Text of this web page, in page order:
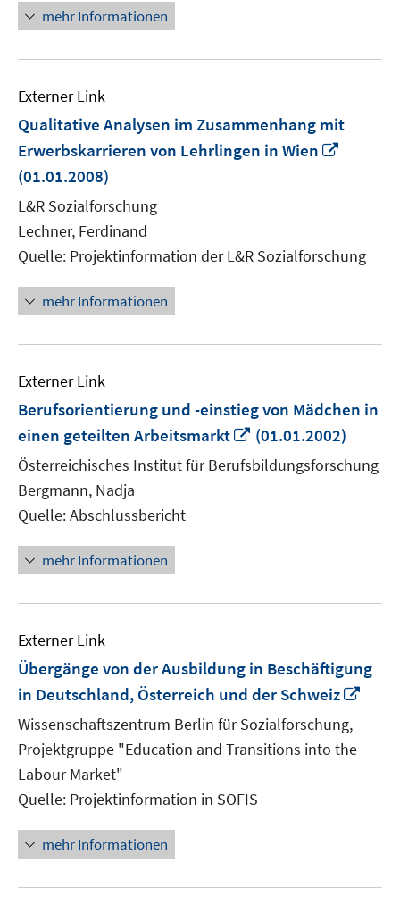
mehr Informationen
Externer Link
Qualitative Analysen im Zusammenhang mit
Erwerbskarrieren von Lehrlingen in Wien
(01.01.2008)
L&R Sozialforschung
Lechner, Ferdinand
Quelle: Projektinformation der L&R Sozialforschung
mehr Informationen
Externer Link
Berufsorientierung und -einstieg von Mädchen in
einen geteilten Arbeitsmarkt
In
neuem
Fenster
(01.01.2002)
Österreichisches Institut für Berufsbildungsforschung
Bergmann, Nadja
Quelle: Abschlussbericht
mehr Informationen
Externer Link
Übergänge von der Ausbildung in Beschäftigung
in Deutschland, Österreich und der Schweiz
Wissenschaftszentrum Berlin für Sozialforschung,
Projektgruppe "Education and Transitions into the
Labour Market"
Quelle: Projektinformation in SOFIS
mehr Informationen